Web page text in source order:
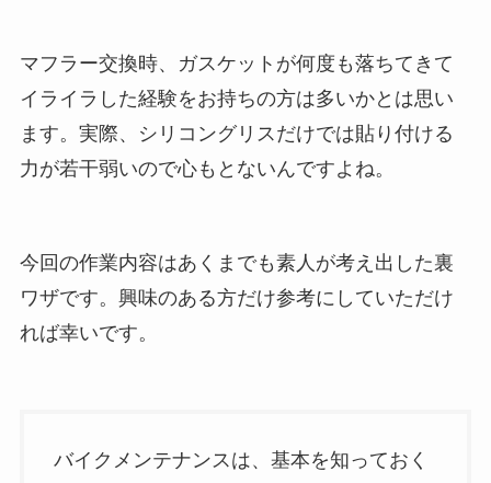
マフラー交換時、ガスケットが何度も落ちてきて
イライラした経験をお持ちの方は多いかとは思い
ます。実際、シリコングリスだけでは貼り付ける
力が若干弱いので心もとないんですよね。
今回の作業内容はあくまでも素人が考え出した裏
ワザです。興味のある方だけ参考にしていただけ
れば幸いです。
バイクメンテナンスは、基本を知っておく